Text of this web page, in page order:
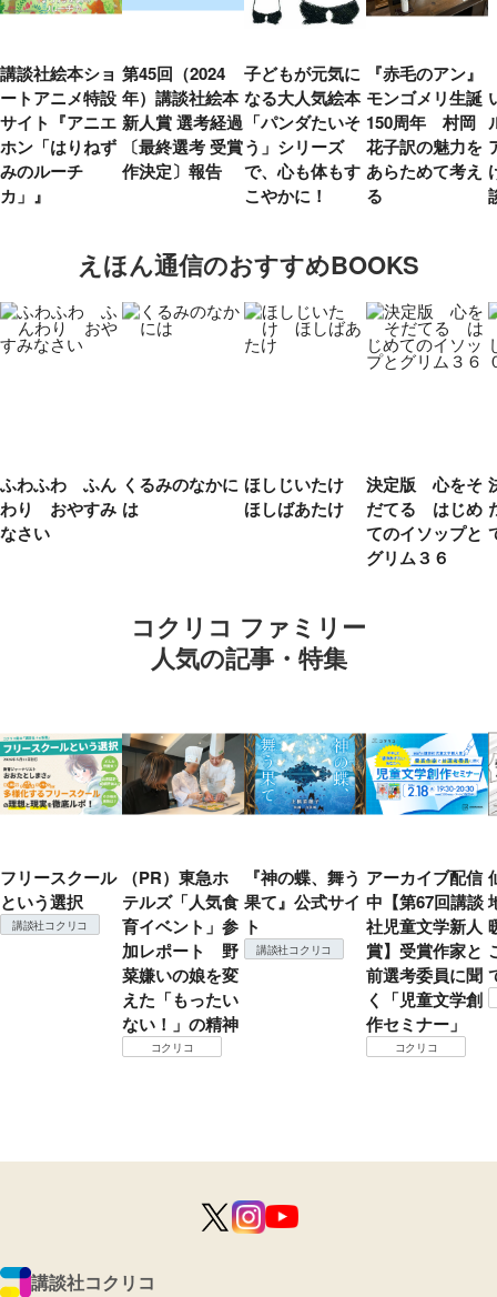
講談社絵本ショ
ートアニメ特設
サイト『アニエ
ホン「はりねず
みのルーチ
カ」』
第45回（2024
年）講談社絵本
新人賞 選考経過
〔最終選考 受賞
作決定〕報告
子どもが元気に
なる大人気絵本
「パンダたいそ
う」シリーズ
で、心も体もす
こやかに！
『赤毛のアン』
モンゴメリ生誕
150周年 村岡
花子訳の魅力を
あらためて考え
る
えほん通信のおすすめBOOKS
ふわふわ ふん
わり おやすみ
なさい
くるみのなかに
は
ほしじいたけ
ほしばあたけ
決定版 心をそ
だてる はじめ
てのイソップと
グリム３６
コクリコ ファミリー
人気の記事・特集
フリースクール
という選択
講談社コクリコ
（PR）東急ホ
テルズ「人気食
育イベント」参
加レポート 野
菜嫌いの娘を変
えた「もったい
ない！」の精神
コクリコ
『神の蝶、舞う
果て』公式サイ
ト
講談社コクリコ
アーカイブ配信
中【第67回講談
社児童文学新人
賞】受賞作家と
前選考委員に聞
く「児童文学創
作セミナー」
コクリコ
講談社コクリコ